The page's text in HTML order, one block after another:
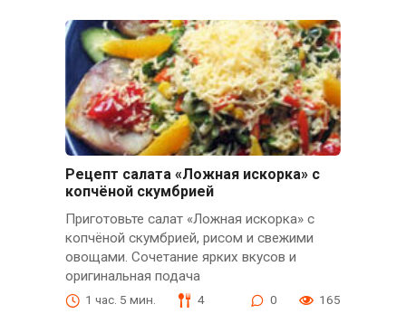
Рецепт салата «Ложная искорка» с
копчёной скумбрией
Приготовьте салат «Ложная искорка» с
копчёной скумбрией, рисом и свежими
овощами. Сочетание ярких вкусов и
оригинальная подача
1 час. 5 мин. 4 0 165